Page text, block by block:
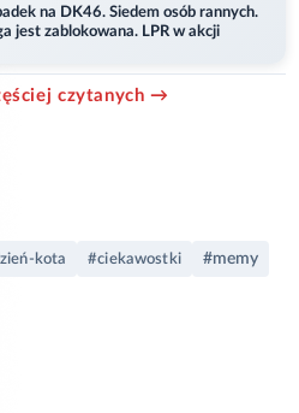
na DK46. Siedem osób rannych.
jest zablokowana. LPR w akcji
czytanych →
kota #ciekawostki #memy